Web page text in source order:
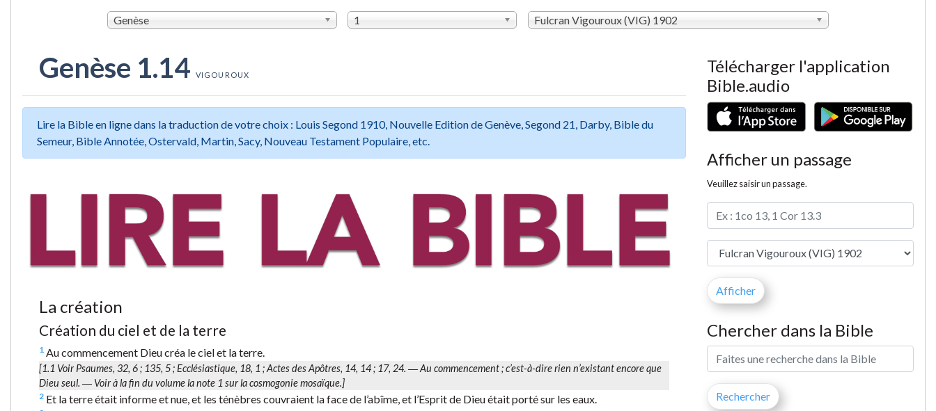
Genèse 1 Fulcran Vigouroux (VIG) 1902
Genèse 1.14 VIGOUROUX
Lire la Bible en ligne dans la traduction de votre choix : Louis Segond 1910, Nouvelle Edition de Genève, Segond 21, Darby, Bible du
Semeur, Bible Annotée, Ostervald, Martin, Sacy, Nouveau Testament Populaire, etc.
La création
Création du ciel et de la terre
1 Au commencement Dieu créa le ciel et la terre.
[1.1 Voir Psaumes, 32, 6 ; 135, 5 ; Ecclésiastique, 18, 1 ; Actes des Apôtres, 14, 14 ; 17, 24. ―Au commencement; c’est-à-dire rien n’existant encore que
Dieu seul. ― Voir à la fin du volume la note 1 sur la cosmogonie mosaïque.]
2 Et la terre était informe et nue, et les ténèbres couvraient la face de l’abîme, et l’Esprit de Dieu était porté sur les eaux.
Télécharger l'application
Bible.audio
Afficher un passage
Veuillez saisir un passage.
Chercher dans la Bible